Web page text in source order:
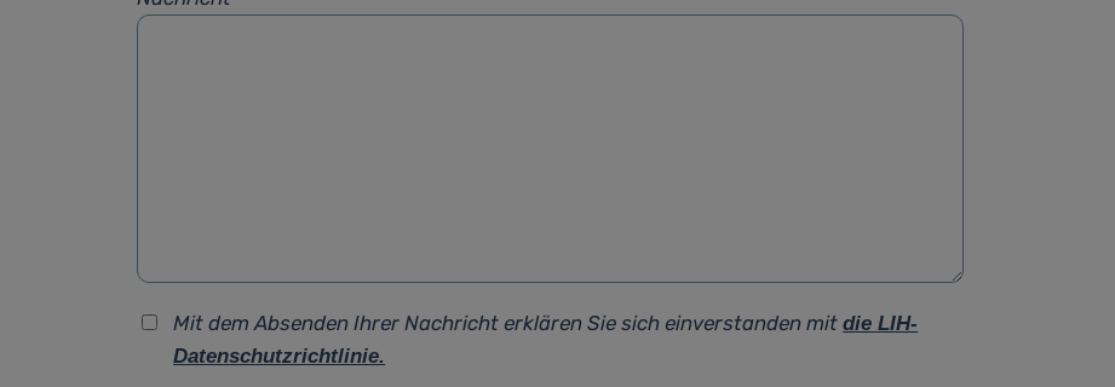
Mit dem Absenden Ihrer Nachricht erklären Sie sich einverstanden mitdie LIH-
Datenschutzrichtlinie.